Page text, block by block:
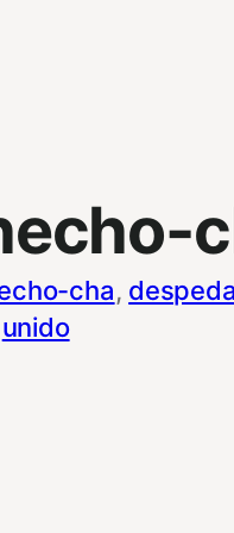
cha,
unido